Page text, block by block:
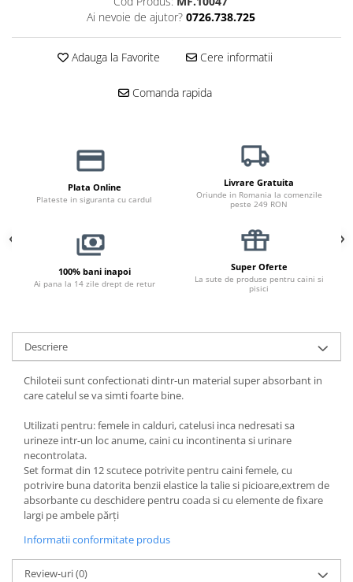
Zgărzi & Hamuri
Ai nevoie de ajutor? 0726.738.725
Adauga la Favorite Cere informatii
Comanda rapida
Plata Online
Plateste in siguranta cu cardul
Livrare Gratuita
Oriunde in Romania la comenzile
peste 249 RON
100% bani inapoi
Ai pana la 14 zile drept de retur
Super Oferte
La sute de produse pentru caini si
pisici
Descriere
Chiloteii sunt confectionati dintr-un material super absorbant in
care catelul se va simti foarte bine.
Utilizati pentru: femele in calduri, catelusi inca nedresati sa
urineze intr-un loc anume, caini cu incontinenta si urinare
necontrolata.
Set format din 12 scutece potrivite pentru caini femele, cu
potrivire buna datorita benzii elastice la talie si picioare,extrem de
absorbante cu deschidere pentru coada si cu elemente de fixare
largi pe ambele părți
Informatii conformitate produs
Review-uri(0)